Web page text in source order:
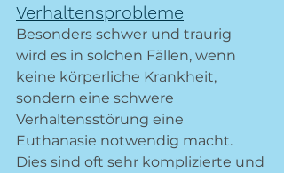
Verhaltensprobleme
Besonders schwer und traurig
wird es in solchen Fällen, wenn
keine körperliche Krankheit,
sondern eine schwere
Verhaltensstörung eine
Euthanasie notwendig macht.
Dies sind oft sehr komplizierte und